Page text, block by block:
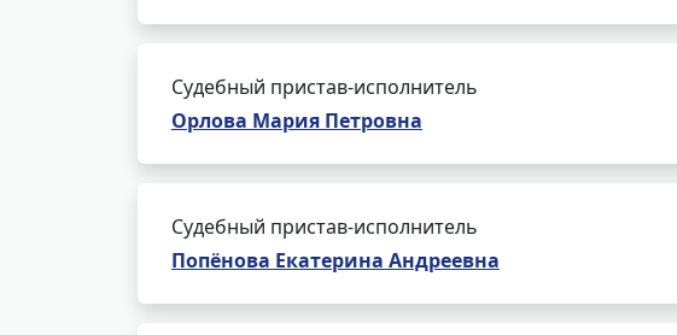
Судебный пристав-исполнитель
Орлова Мария Петровна
Судебный пристав-исполнитель
Попёнова Екатерина Андреевна